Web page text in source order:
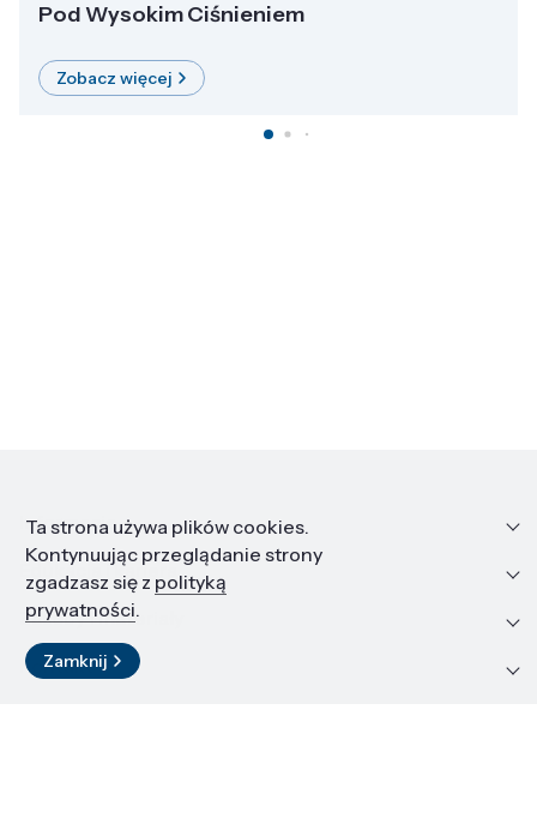
Pod Wysokim Ciśnieniem
Zobacz więcej
Informacje
Edukacja i kariera
Zasoby i materiały
Kontakt
Ta strona używa plików cookies.
Kontynuując przeglądanie strony
zgadzasz się z polityką
prywatności.
Zamknij